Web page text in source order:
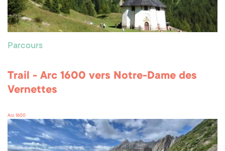
Parcours
Trail - Arc 1600 vers Notre-Dame des
Vernettes
Arc 1600